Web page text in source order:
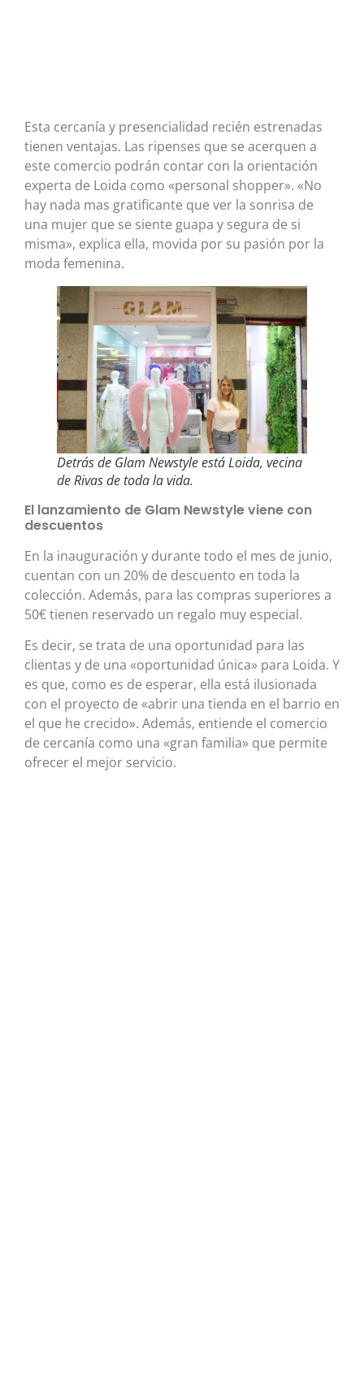
Esta cercanía y presencialidad recién estrenadas
tienen ventajas. Las ripenses que se acerquen a
este comercio podrán contar con la orientación
experta de Loida como «personal shopper». «No
hay nada mas gratificante que ver la sonrisa de
una mujer que se siente guapa y segura de si
misma», explica ella, movida por su pasión por la
moda femenina.
Detrás de Glam Newstyle está Loida, vecina
de Rivas de toda la vida.
El lanzamiento de Glam Newstyle viene con
descuentos
En la inauguración y durante todo el mes de junio,
cuentan con un 20% de descuento en toda la
colección. Además, para las compras superiores a
50€ tienen reservado un regalo muy especial.
Es decir, se trata de una oportunidad para las
clientas y de una «oportunidad única» para Loida. Y
es que, como es de esperar, ella está ilusionada
con el proyecto de «abrir una tienda en el barrio en
el que he crecido». Además, entiende el comercio
de cercanía como una «gran familia» que permite
ofrecer el mejor servicio.